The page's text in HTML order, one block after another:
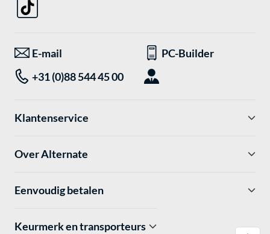
E-mail
PC-Builder
+31 (0)88 544 45 00
Klantenservice
Over Alternate
Eenvoudig betalen
Keurmerk en transporteurs